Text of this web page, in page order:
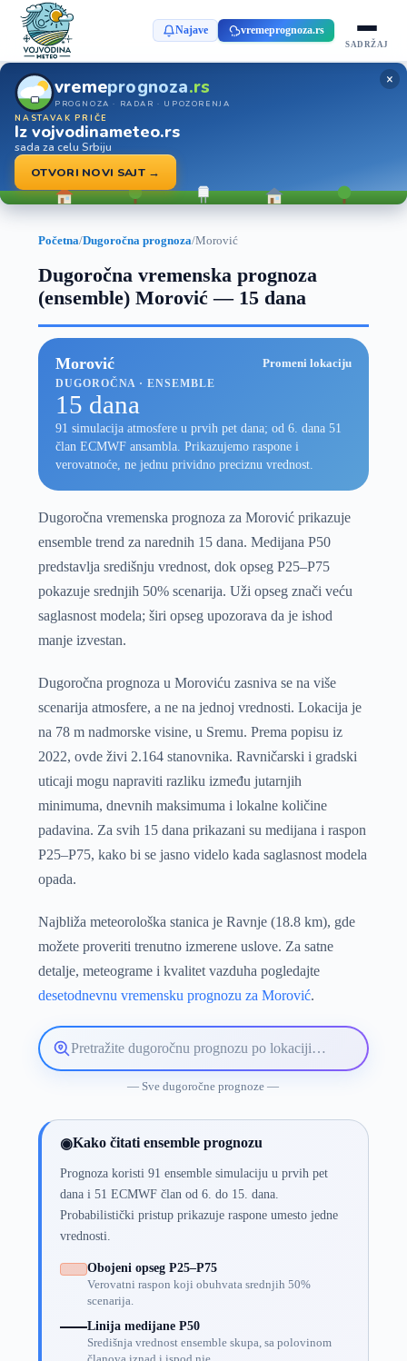
Najave vremeprognoza.rs
SADRŽAJ
vremeprognoza.rs
PROGNOZA · RADAR · UPOZORENJA
NASTAVAK PRIČE
Iz vojvodinameteo.rs
sada za celu Srbiju
OTVORI NOVI SAJT →
×
Početna/Dugoročna prognoza/Morović
Dugoročna vremenska prognoza
(ensemble) Morović — 15 dana
Morović Promeni lokaciju
DUGOROČNA · ENSEMBLE
15 dana
91 simulacija atmosfere u prvih pet dana; od 6. dana 51
član ECMWF ansambla. Prikazujemo raspone i
verovatnoće, ne jednu prividno preciznu vrednost.
Dugoročna vremenska prognoza za Morović prikazuje
ensemble trend za narednih 15 dana. Medijana P50
predstavlja središnju vrednost, dok opseg P25–P75
pokazuje srednjih 50% scenarija. Uži opseg znači veću
saglasnost modela; širi opseg upozorava da je ishod
manje izvestan.
Dugoročna prognoza u Moroviću zasniva se na više
scenarija atmosfere, a ne na jednoj vrednosti. Lokacija je
na 78 m nadmorske visine, u Sremu. Prema popisu iz
2022, ovde živi 2.164 stanovnika. Ravničarski i gradski
uticaji mogu napraviti razliku između jutarnjih
minimuma, dnevnih maksimuma i lokalne količine
padavina. Za svih 15 dana prikazani su medijana i raspon
P25–P75, kako bi se jasno videlo kada saglasnost modela
opada.
Najbliža meteorološka stanica je Ravnje (18.8 km), gde
možete proveriti trenutno izmerene uslove. Za satne
detalje, meteograme i kvalitet vazduha pogledajte
desetodnevnu vremensku prognozu za Morović.
Pretražite
lokaciju
— Sve dugoročne prognoze —
◉Kako čitati ensemble prognozu
Prognoza koristi 91 ensemble simulaciju u prvih pet
dana i 51 ECMWF član od 6. do 15. dana.
Probabilistički pristup prikazuje raspone umesto jedne
vrednosti.
Obojeni opseg P25–P75
Verovatni raspon koji obuhvata srednjih 50%
scenarija.
Linija medijane P50
Središnja vrednost ensemble skupa, sa polovinom